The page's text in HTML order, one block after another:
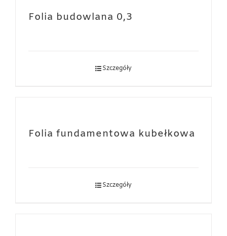
Folia budowlana 0,3
Szczegóły
Folia fundamentowa kubełkowa
Szczegóły